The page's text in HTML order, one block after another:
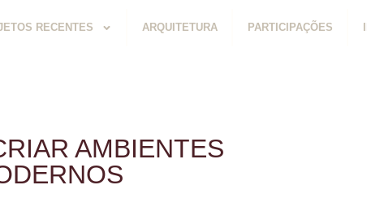
RECENTES ARQUITETURA PARTICIPAÇÕES
AMBIENTES